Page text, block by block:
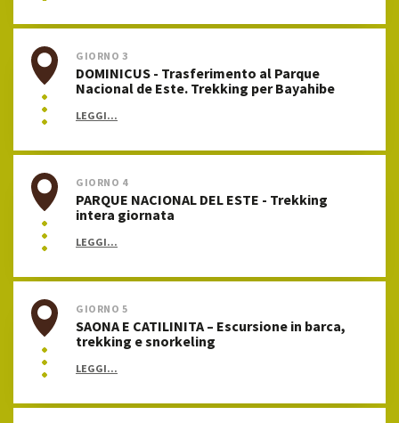
GIORNO 3
DOMINICUS - Trasferimento al Parque
Nacional de Este. Trekking per Bayahibe
LEGGI...
GIORNO 4
PARQUE NACIONAL DEL ESTE - Trekking
intera giornata
LEGGI...
GIORNO 5
SAONA E CATILINITA – Escursione in barca,
trekking e snorkeling
LEGGI...